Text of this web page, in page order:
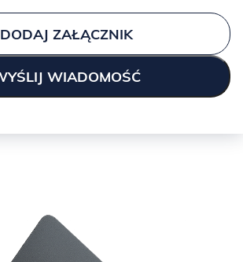
DODAJ ZAŁĄCZNIK